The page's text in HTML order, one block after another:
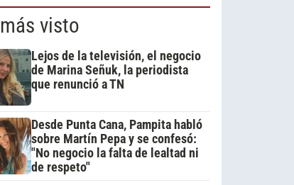
visto
Lejos de la televisión, el negocio
de Marina Señuk, la periodista
que renunció a TN
Desde Punta Cana, Pampita habló
sobre Martín Pepa y se confesó:
"No negocio la falta de lealtad ni
de respeto"